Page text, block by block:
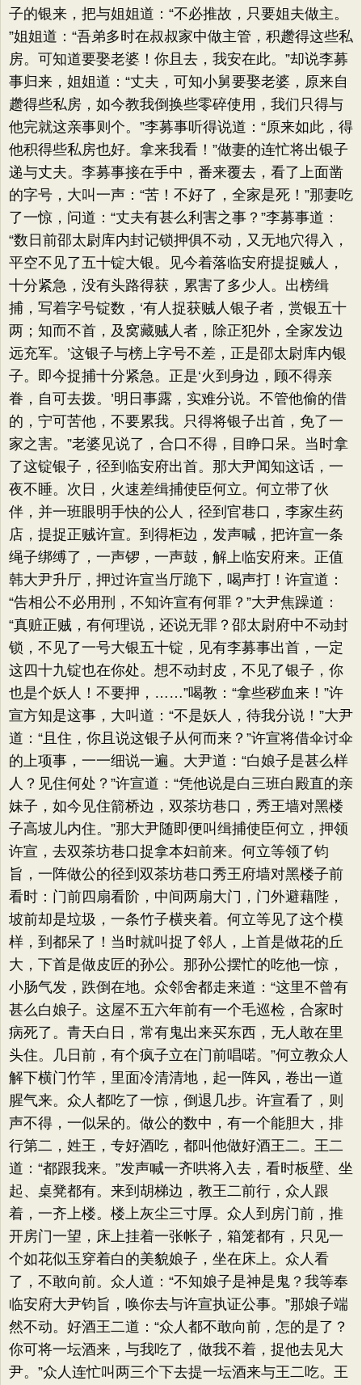
子的银来，把与姐姐道：​“不必推故，只要姐夫做主。​
”姐姐道：​“吾弟多时在叔叔家中做主管，积趱得这些私
房。可知道要娶老婆！你且去，我安在此。​”却说李募
事归来，姐姐道：​“丈夫，可知小舅要娶老婆，原来自
趱得些私房，如今教我倒换些零碎使用，我们只得与
他完就这亲事则个。​”李募事听得说道：​“原来如此，得
他积得些私房也好。拿来我看！”做妻的连忙将出银子
递与丈夫。李募事接在手中，番来覆去，看了上面凿
的字号，大叫一声：​“苦！不好了，全家是死！”那妻吃
了一惊，问道：​“丈夫有甚么利害之事？​”李募事道：​
“数日前邵太尉库内封记锁押俱不动，又无地穴得入，
平空不见了五十锭大银。见今着落临安府提捉贼人，
十分紧急，没有头路得获，累害了多少人。出榜缉
捕，写着字号锭数，‘有人捉获贼人银子者，赏银五十
两；知而不首，及窝藏贼人者，除正犯外，全家发边
远充军。’这银子与榜上字号不差，正是邵太尉库内银
子。即今捉捕十分紧急。正是‘火到身边，顾不得亲
眷，自可去拨。’明日事露，实难分说。不管他偷的借
的，宁可苦他，不要累我。只得将银子出首，免了一
家之害。​”老婆见说了，合口不得，目睁口呆。当时拿
了这锭银子，径到临安府出首。那大尹闻知这话，一
夜不睡。次日，火速差缉捕使臣何立。何立带了伙
伴，并一班眼明手快的公人，径到官巷口，李家生药
店，提捉正贼许宣。到得柜边，发声喊，把许宣一条
绳子绑缚了，一声锣，一声鼓，解上临安府来。正值
韩大尹升厅，押过许宣当厅跪下，喝声打！许宣道：​
“告相公不必用刑，不知许宣有何罪？​”大尹焦躁道：​
“真赃正贼，有何理说，还说无罪？邵太尉府中不动封
锁，不见了一号大银五十锭，见有李募事出首，一定
这四十九锭也在你处。想不动封皮，不见了银子，你
也是个妖人！不要押，……”喝教：​“拿些秽血来！”许
宣方知是这事，大叫道：​“不是妖人，待我分说！”大尹
道：​“且住，你且说这银子从何而来？​”许宣将借伞讨伞
的上项事，一一细说一遍。大尹道：​“白娘子是甚么样
人？见住何处？​”许宣道：​“凭他说是白三班白殿直的亲
妹子，如今见住箭桥边，双茶坊巷口，秀王墙对黑楼
子高坡儿内住。​”那大尹随即便叫缉捕使臣何立，押领
许宣，去双茶坊巷口捉拿本妇前来。何立等领了钧
旨，一阵做公的径到双茶坊巷口秀王府墙对黑楼子前
看时：门前四扇看阶，中间两扇大门，门外避藉陛，
坡前却是垃圾，一条竹子横夹着。何立等见了这个模
样，到都呆了！当时就叫捉了邻人，上首是做花的丘
大，下首是做皮匠的孙公。那孙公摆忙的吃他一惊，
小肠气发，跌倒在地。众邻舍都走来道：​“这里不曾有
甚么白娘子。这屋不五六年前有一个毛巡检，合家时
病死了。青天白日，常有鬼出来买东西，无人敢在里
头住。几日前，有个疯子立在门前唱喏。​”何立教众人
解下横门竹竿，里面冷清清地，起一阵风，卷出一道
腥气来。众人都吃了一惊，倒退几步。许宣看了，则
声不得，一似呆的。做公的数中，有一个能胆大，排
行第二，姓王，专好酒吃，都叫他做好酒王二。王二
道：​“都跟我来。​”发声喊一齐哄将入去，看时板壁、坐
起、桌凳都有。来到胡梯边，教王二前行，众人跟
着，一齐上楼。楼上灰尘三寸厚。众人到房门前，推
开房门一望，床上挂着一张帐子，箱笼都有，只见一
个如花似玉穿着白的美貌娘子，坐在床上。众人看
了，不敢向前。众人道：​“不知娘子是神是鬼？我等奉
临安府大尹钧旨，唤你去与许宣执证公事。​”那娘子端
然不动。好酒王二道：​“众人都不敢向前，怎的是了？
你可将一坛酒来，与我吃了，做我不着，捉他去见大
尹。​”众人连忙叫两三个下去提一坛酒来与王二吃。王